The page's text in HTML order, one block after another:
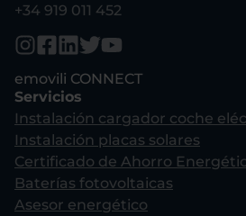
+34 919 011 452
emovili CONNECT
Servicios
Instalación cargador coche
Instalación placas solares
Certificado de Ahorro
Baterías fotovoltaicas
Asesor energético